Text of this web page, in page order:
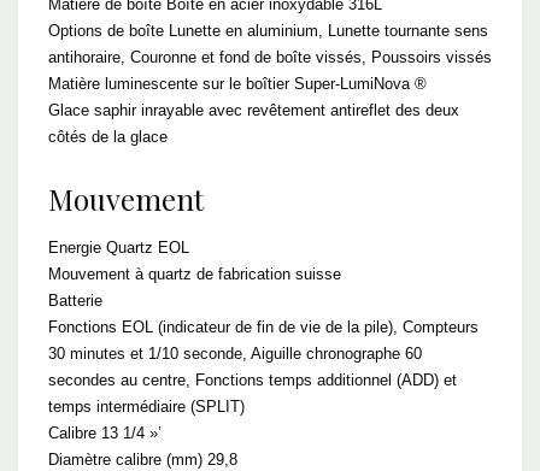
Matière de boîte Boîte en acier inoxydable 316L
Options de boîte Lunette en aluminium, Lunette tournante sens
antihoraire, Couronne et fond de boîte vissés, Poussoirs vissés
Matière luminescente sur le boîtier Super-LumiNova ®
Glace saphir inrayable avec revêtement antireflet des deux
côtés de la glace
Mouvement
Energie Quartz EOL
Mouvement à quartz de fabrication suisse
Batterie
Fonctions EOL (indicateur de fin de vie de la pile), Compteurs
30 minutes et 1/10 seconde, Aiguille chronographe 60
secondes au centre, Fonctions temps additionnel (ADD) et
temps intermédiaire (SPLIT)
Calibre 13 1/4 »’
Diamètre calibre (mm) 29,8